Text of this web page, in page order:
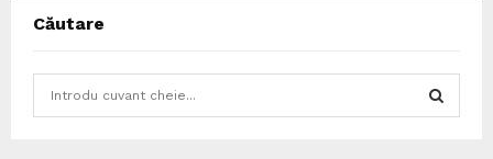
Căutare